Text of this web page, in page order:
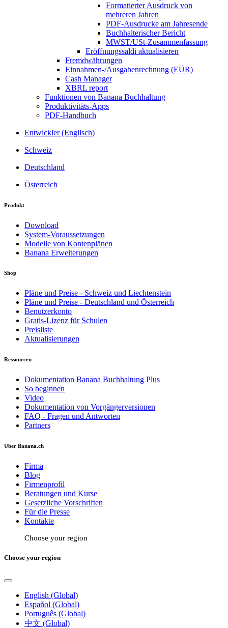
Formatierter Ausdruck von
mehreren Jahren
PDF-Ausdrucke am Jahresende
Buchhalterischer Bericht
MWST/USt-Zusammenfassung
Eröffnungssaldi aktualisieren
Fremdwährungen
Einnahmen-/Ausgabenrechnung (EÜR)
Cash Manager
XBRL report
Funktionen von Banana Buchhaltung
Produktivitäts-Apps
PDF-Handbuch
Entwickler (Englisch)
Schweiz
Deutschland
Österreich
Produkt
Download
System-Voraussetzungen
Modelle von Kontenplänen
Banana Erweiterungen
Shop
Pläne und Preise - Schweiz und Liechtenstein
Pläne und Preise - Deutschland und Österreich
Benutzerkonto
Gratis-Lizenz für Schulen
Preisliste
Aktualisierungen
Ressourcen
Dokumentation Banana Buchhaltung Plus
So beginnen
Video
Dokumentation von Vorgängerversionen
FAQ - Fragen und Antworten
Partners
Über Banana.ch
Firma
Blog
Firmenprofil
Beratungen und Kurse
Gesetzliche Vorschriften
Für die Presse
Kontakte
Choose your region
Choose your region
English (Global)
Español (Global)
Português (Global)
中文 (Global)